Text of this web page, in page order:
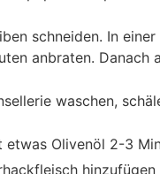
schneiden. In
anbraten.
waschen,
Olivenöl 2-3